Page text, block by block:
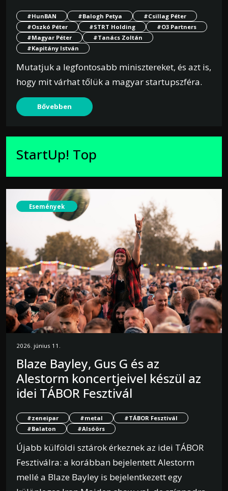
#HunBAN #Balogh Petya
#Csillag Péter
#Oszkó Péter
#STRT Holding
#O3 Partners
#Magyar Péter
#Tanács Zoltán
#Kapitány István
Mutatjuk a legfontosabb minisztereket, és azt is,
hogy mit várhat tőlük a magyar startupszféra.
Bővebben
StartUp! Top
Események
2026. június 11.
Blaze Bayley, Gus G és az
Alestorm koncertjeivel készül az
idei TÁBOR Fesztivál
#zeneipar #metal
#TÁBOR Fesztivál
#Balaton
#Alsóörs
Újabb külföldi sztárok érkeznek az idei TÁBOR
Fesztiválra: a korábban bejelentett Alestorm
mellé a Blaze Bayley is bejelentkezett egy